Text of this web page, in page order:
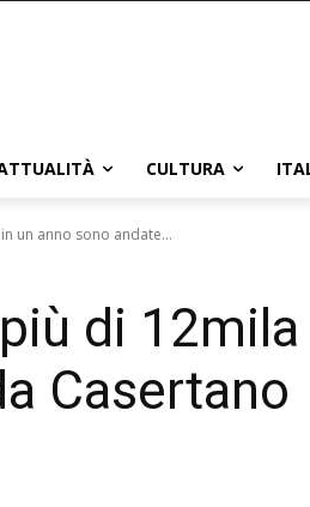
CULTURA
un anno sono andate...
di
Casertano